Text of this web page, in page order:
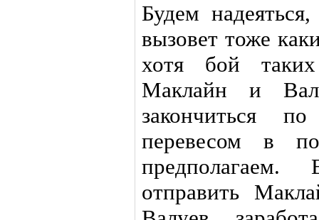
Будем
вызовет тоже
хотя бой
Маклайн и
закончиться
перевесом в
предполагаем.
отправить